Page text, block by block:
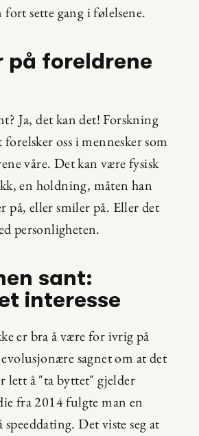
fort sette gang i følelsene.
på foreldrene
Ja, det kan det! Forskning
oss i mennesker som
våre. Det kan være fysisk
en holdning, måten han
på, eller smiler på. Eller det
personligheten.
sant:
interesse
er bra å være for ivrig på
sagnet om at det
lett å "ta byttet" gjelder
fra 2014 fulgte man en
Det viste seg at